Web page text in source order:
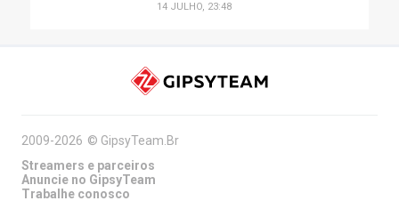
14 JULHO, 23:48
2009-2026 © GipsyTeam.Br
Streamers e parceiros
Anuncie no GipsyTeam
Trabalhe conosco